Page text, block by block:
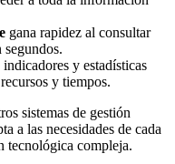
gana rapidez al consultar
segundos.
y estadísticas
y tiempos.
sistemas de gestión
a las necesidades de cada
tecnológica compleja.